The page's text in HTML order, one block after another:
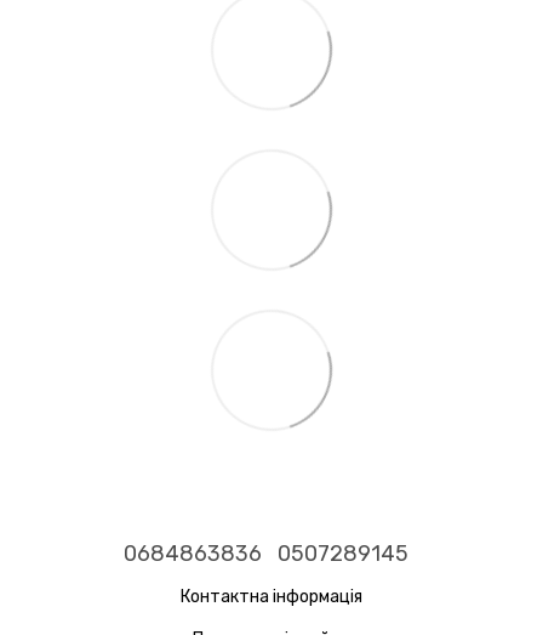
0684863836 0507289145
Контактна інформація